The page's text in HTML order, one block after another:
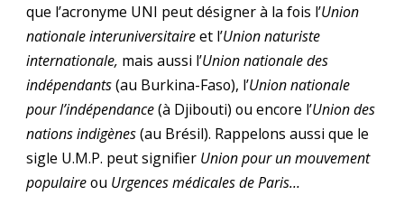
que l’acronyme UNI peut désigner à la fois l’Union
nationale interuniversitaireet l’Union naturiste
internationale, mais aussi l’Union nationale des
indépendants(au Burkina-Faso), l’Union nationale
pour l’indépendance(à Djibouti) ou encore l’Union des
nations indigènes(au Brésil). Rappelons aussi que le
sigle U.M.P. peut signifier Union pour un mouvement
populaireou Urgences médicales de Paris…